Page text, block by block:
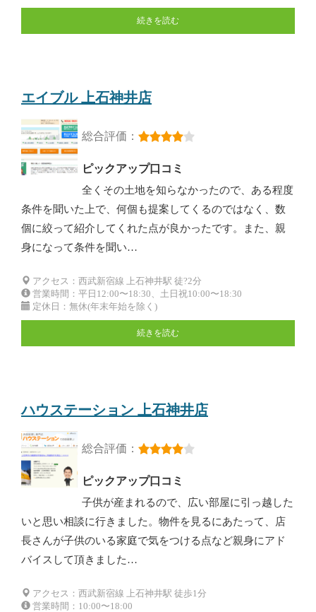
続きを読む
エイブル 上石神井店
総合評価：
ピックアップ口コミ
全くその土地を知らなかったので、ある程度
条件を聞いた上で、何個も提案してくるのではなく、数
個に絞って紹介してくれた点が良かったです。また、親
身になって条件を聞い…
アクセス：西武新宿線 上石神井駅 徒?2分
営業時間：平日12:00〜18:30、土日祝10:00〜18:30
定休日：無休(年末年始を除く)
続きを読む
ハウステーション 上石神井店
総合評価：
ピックアップ口コミ
子供が産まれるので、広い部屋に引っ越した
いと思い相談に行きました。物件を見るにあたって、店
長さんが子供のいる家庭で気をつける点など親身にアド
バイスして頂きました…
アクセス：西武新宿線 上石神井駅 徒歩1分
営業時間：10:00〜18:00